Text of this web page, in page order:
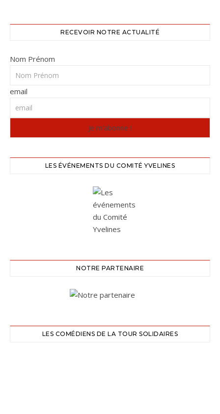
RECEVOIR NOTRE ACTUALITÉ
Nom Prénom
email
LES ÉVÉNEMENTS DU COMITÉ YVELINES
NOTRE PARTENAIRE
LES COMÉDIENS DE LA TOUR SOLIDAIRES